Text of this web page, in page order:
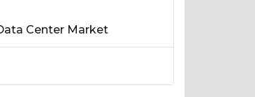
Center Market